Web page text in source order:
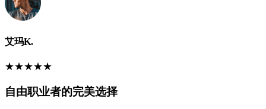
艾玛K.
★★★★★
自由职业者的完美选择